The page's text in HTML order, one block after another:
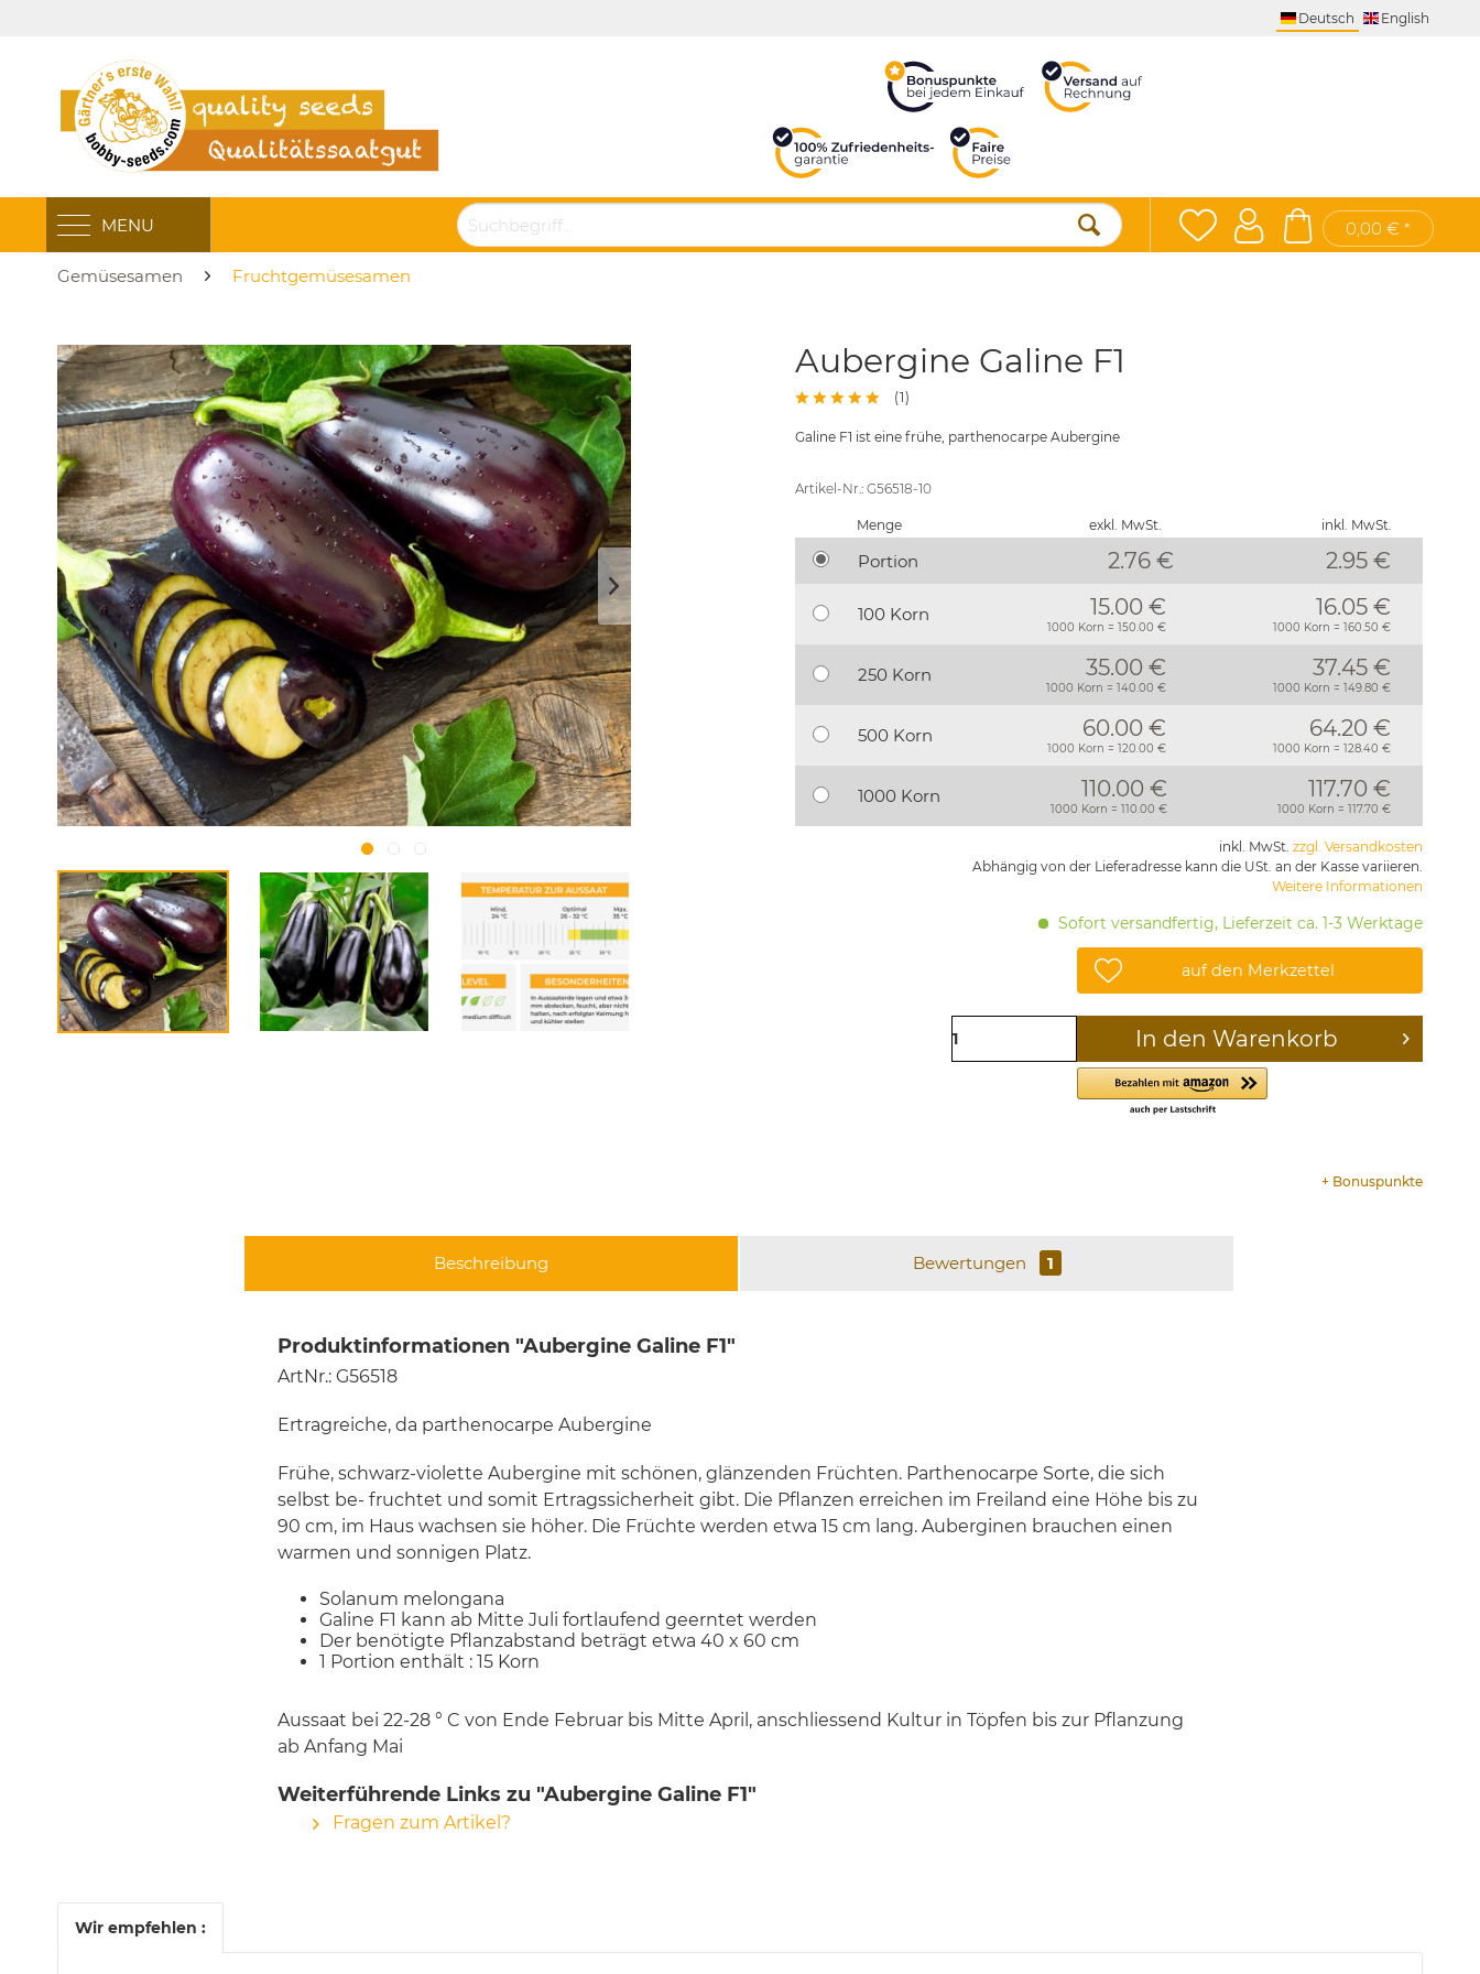
Deutsch English
MENU 0,00 € *
Gemüsesamen Fruchtgemüsesamen
Aubergine Galine F1
(1)
Galine F1 ist eine frühe, parthenocarpe Aubergine
Artikel-Nr.: G56518-10
Menge exkl. MwSt. inkl. MwSt.
Portion 2.76 € 2.95€
100 Korn 15.00 €
1000 Korn = 150.00 €
16.05 €
1000 Korn = 160.50 €
250 Korn 35.00 €
1000 Korn = 140.00 €
37.45 €
1000 Korn = 149.80 €
500 Korn 60.00 €
1000 Korn = 120.00 €
64.20 €
1000 Korn = 128.40 €
1000 Korn 110.00 €
1000 Korn = 110.00 €
117.70 €
1000 Korn = 117.70 €
inkl. MwSt. zzgl. Versandkosten
Abhängig von der Lieferadresse kann die USt. an der Kasse variieren.
Weitere Informationen
Sofort versandfertig, Lieferzeit ca. 1-3 Werktage
auf den Merkzettel
In den Warenkorb
+ Bonuspunkte
Beschreibung Bewertungen 1
Produktinformationen "Aubergine Galine F1"
ArtNr.: G56518
Ertragreiche, da parthenocarpe Aubergine
Frühe, schwarz-violette Aubergine mit schönen, glänzenden Früchten. Parthenocarpe Sorte, die sich
selbst be- fruchtet und somit Ertragssicherheit gibt. Die Pflanzen erreichen im Freiland eine Höhe bis zu
90 cm, im Haus wachsen sie höher. Die Früchte werden etwa 15 cm lang. Auberginen brauchen einen
warmen und sonnigen Platz.
Solanum melongana
Galine F1 kann ab Mitte Juli fortlaufend geerntet werden
Der benötigte Pflanzabstand beträgt etwa 40 x 60 cm
1 Portion enthält : 15 Korn
Aussaat bei 22-28 ° C von Ende Februar bis Mitte April, anschliessend Kultur in Töpfen bis zur Pflanzung
ab Anfang Mai
Weiterführende Links zu "Aubergine Galine F1"
Fragen zum Artikel?
Wir empfehlen :